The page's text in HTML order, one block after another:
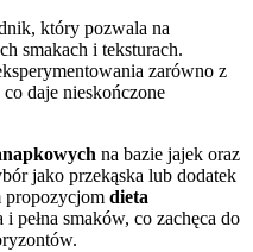
który pozwala na
smakach i teksturach.
zarówno z
daje nieskończone
na bazie jajek oraz
jako przekąska lub dodatek
propozycjom dieta
i pełna smaków, co zachęca do